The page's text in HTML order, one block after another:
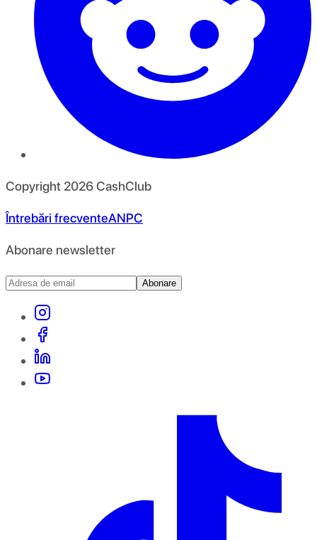
Copyright 2026CashClub
Întrebări frecventeANPC
Abonare newsletter
Abonare